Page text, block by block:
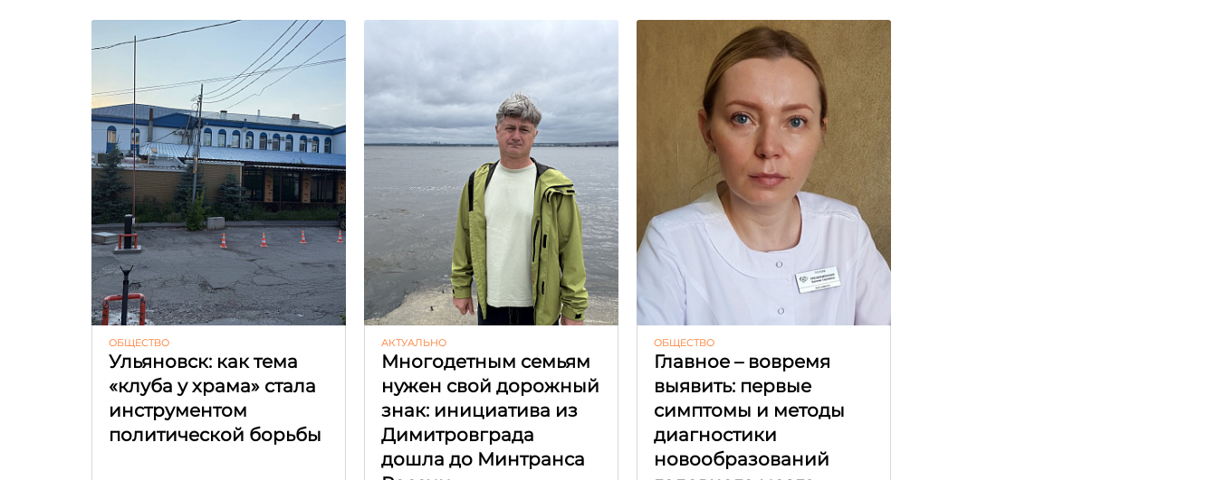
ОБЩЕСТВО
Ульяновск: как тема
«клуба у храма» стала
инструментом
политической борьбы
АКТУАЛЬНО
Многодетным семьям
нужен свой дорожный
знак: инициатива из
Димитровграда
дошла до Минтранса
ОБЩЕСТВО
Главное – вовремя
выявить: первые
симптомы и методы
диагностики
новообразований